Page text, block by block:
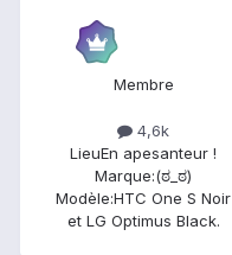
Membre
4,6k
LieuEn apesanteur !
Marque:(ಠ_ಠ)
Modèle:HTC One S Noir
et LG Optimus Black.